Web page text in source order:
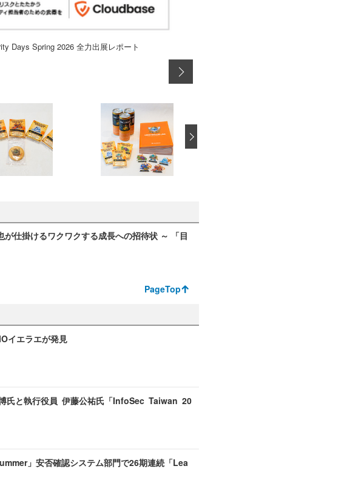
Days Spring 2026 全力出展レポート
仕掛けるワクワクする成長への招待状 ～ 「目
PageTop
イエラエが発見
氏と執行役員 伊藤公祐氏「InfoSec Taiwan 20
」安否確認システム部門で26期連続「Lea